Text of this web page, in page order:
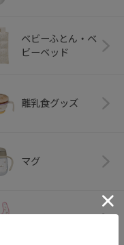
ベビーふとん・ベ
ビーベッド
離乳食グッズ
マグ